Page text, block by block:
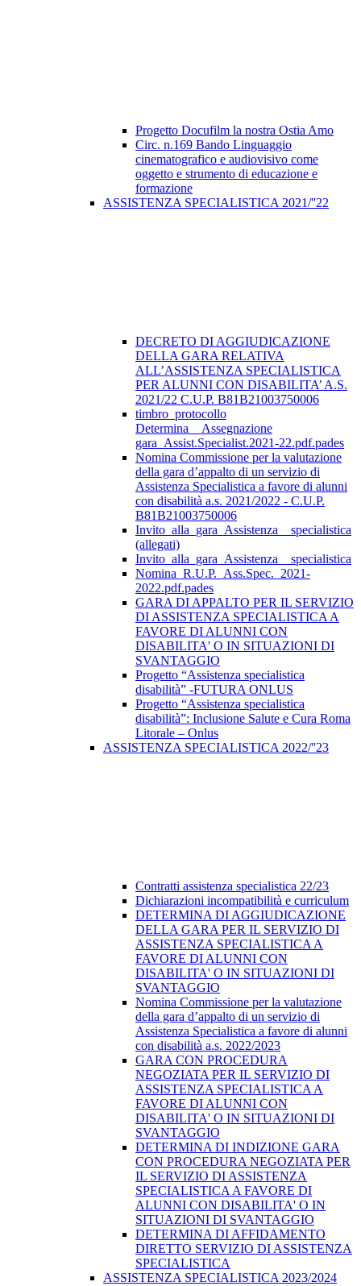
Progetto Docufilm la nostra Ostia Amo
Circ. n.169 Bando Linguaggio
cinematografico e audiovisivo come
oggetto e strumento di educazione e
formazione
ASSISTENZA SPECIALISTICA 2021/''22
DECRETO DI AGGIUDICAZIONE
DELLA GARA RELATIVA
ALL’ASSISTENZA SPECIALISTICA
PER ALUNNI CON DISABILITA’ A.S.
2021/22 C.U.P. B81B21003750006
timbro_protocollo
Determina__Assegnazione
gara_Assist.Specialist.2021-22.pdf.pades
Nomina Commissione per la valutazione
della gara d’appalto di un servizio di
Assistenza Specialistica a favore di alunni
con disabilità a.s. 2021/2022 - C.U.P.
B81B21003750006
Invito_alla_gara_Assistenza__specialistica
(allegati)
Invito_alla_gara_Assistenza__specialistica
Nomina_R.U.P._Ass.Spec._2021-
2022.pdf.pades
GARA DI APPALTO PER IL SERVIZIO
DI ASSISTENZA SPECIALISTICA A
FAVORE DI ALUNNI CON
DISABILITA' O IN SITUAZIONI DI
SVANTAGGIO
Progetto “Assistenza specialistica
disabilità” -FUTURA ONLUS
Progetto “Assistenza specialistica
disabilità”: Inclusione Salute e Cura Roma
Litorale – Onlus
ASSISTENZA SPECIALISTICA 2022/''23
Contratti assistenza specialistica 22/23
Dichiarazioni incompatibilità e curriculum
DETERMINA DI AGGIUDICAZIONE
DELLA GARA PER IL SERVIZIO DI
ASSISTENZA SPECIALISTICA A
FAVORE DI ALUNNI CON
DISABILITA' O IN SITUAZIONI DI
SVANTAGGIO
Nomina Commissione per la valutazione
della gara d’appalto di un servizio di
Assistenza Specialistica a favore di alunni
con disabilità a.s. 2022/2023
GARA CON PROCEDURA
NEGOZIATA PER IL SERVIZIO DI
ASSISTENZA SPECIALISTICA A
FAVORE DI ALUNNI CON
DISABILITA' O IN SITUAZIONI DI
SVANTAGGIO
DETERMINA DI INDIZIONE GARA
CON PROCEDURA NEGOZIATA PER
IL SERVIZIO DI ASSISTENZA
SPECIALISTICA A FAVORE DI
ALUNNI CON DISABILITA' O IN
SITUAZIONI DI SVANTAGGIO
DETERMINA DI AFFIDAMENTO
DIRETTO SERVIZIO DI ASSISTENZA
SPECIALISTICA
ASSISTENZA SPECIALISTICA 2023/2024